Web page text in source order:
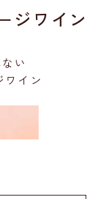
ジワイン
い
イン